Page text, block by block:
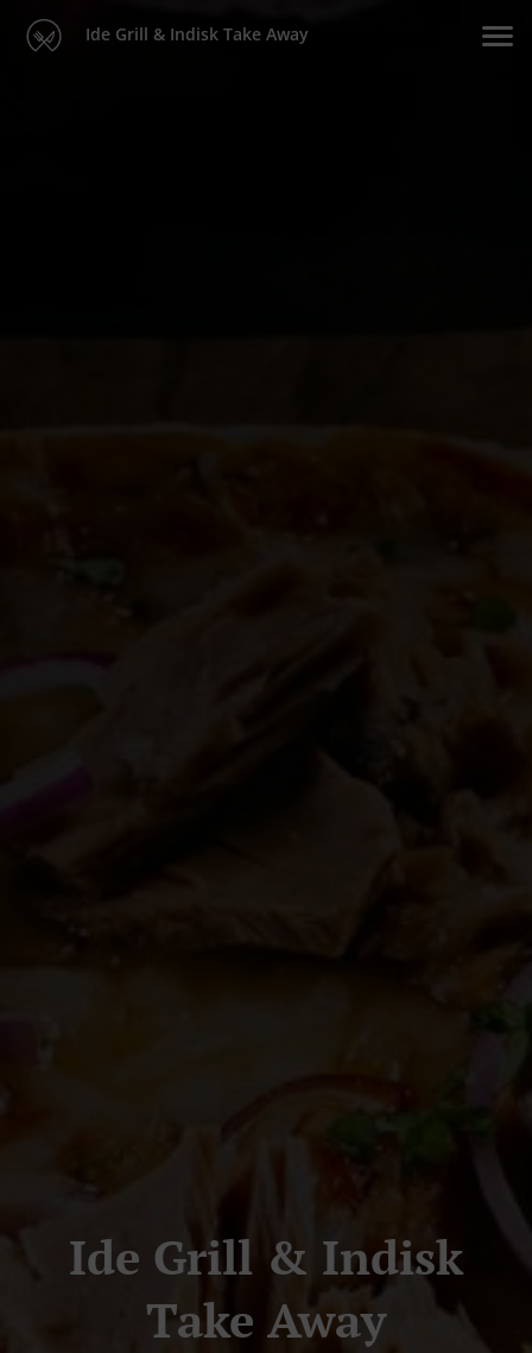
Ide Grill & Indisk Take Away
Ide Grill & Indisk
Take Away